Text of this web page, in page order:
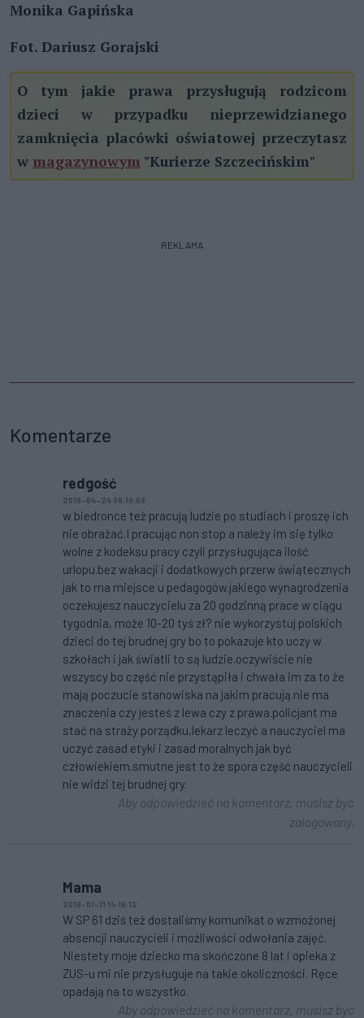
Monika Gapińska
Fot. Dariusz Gorajski
O tym jakie prawa przysługują rodzicom
dzieci w przypadku nieprzewidzianego
zamknięcia placówki oświatowej przeczytasz
w magazynowym "Kurierze Szczecińskim"
REKLAMA
Komentarze
redgość
2019-04-24 08:18:09
w biedronce też pracują ludzie po studiach i proszę ich
nie obrażać.I pracując non stop a należy im się tylko
wolne z kodeksu pracy czyli przysługująca ilość
urlopu.bez wakacji i dodatkowych przerw świątecznych
jak to ma miejsce u pedagogów.jakiego wynagrodzenia
oczekujesz nauczycielu za 20 godzinną prace w ciągu
tygodnia, może 10-20 tyś zł? nie wykorzystuj polskich
dzieci do tej brudnej gry bo to pokazuje kto uczy w
szkołach i jak światli to są ludzie.oczywiście nie
wszyscy bo część nie przystąpiła i chwała im za to że
mają poczucie stanowiska na jakim pracują.nie ma
znaczenia czy jesteś z lewa czy z prawa.policjant ma
stać na straży porządku,lekarz leczyć a nauczyciel ma
uczyć zasad etyki i zasad moralnych jak być
człowiekiem.smutne jest to że spora część nauczycieli
nie widzi tej brudnej gry.
Aby odpowiedzieć na komentarz, musisz być
zalogowany.
Mama
2019-01-11 14:16:12
W SP 61 dziś też dostaliśmy komunikat o wzmożonej
absencji nauczycieli i możliwości odwołania zajęć.
Niestety moje dziecko ma skończone 8 lat i opieka z
ZUS-u mi nie przysługuje na takie okoliczności. Ręce
opadają na to wszystko.
Aby odpowiedzieć na komentarz, musisz być